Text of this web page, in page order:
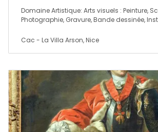
Domaine Artistique: Arts visuels : Peinture,
Photographie, Gravure, Bande dessinée,
Cac - La Villa Arson, Nice